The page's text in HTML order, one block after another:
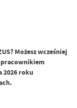
Możesz wcześniej
pracownikiem
2026 roku